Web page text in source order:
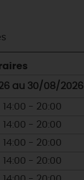
au 30/08/2026
14:00 - 20:00
14:00 - 20:00
14:00 - 20:00
14:00 - 20:00